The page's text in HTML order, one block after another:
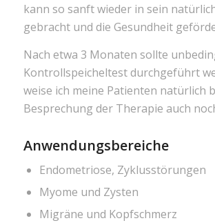
kann so sanft wieder in sein
gebracht und die Gesundheit
Nach etwa 3 Monaten sollte
Kontrollspeicheltest durchgeführt
weise ich meine Patienten natürlich
Besprechung der Therapie auch
Anwendungsbereiche
Endometriose, Zyklusstörungen
Myome und Zysten
Migräne und Kopfschmerz